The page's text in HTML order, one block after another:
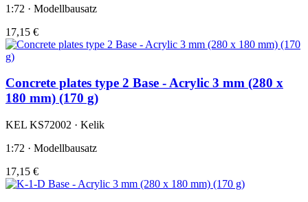
1:72 · Modellbausatz
17,15 €
Concrete plates type 2 Base - Acrylic 3 mm (280 x
180 mm) (170 g)
KEL KS72002 · Kelik
1:72 · Modellbausatz
17,15 €